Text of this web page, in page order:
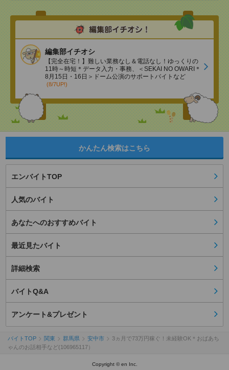
編集部イチオシ
【完全在宅！】難しい業務なし＆電話なし！ゆっくりの
11時～時短＊データ入力・事務、＜SEKAI NO OWARI＊
8月15日・16日＞ドーム公演のサポートバイトなど
(8/7UP!)
かんたん検索はこちら
エンバイトTOP
人気のバイト
あなたへのおすすめバイト
最近見たバイト
詳細検索
バイトQ&A
アンケート&プレゼント
バイトTOP 関東 群馬県 安中市
3ヵ月で73万円稼ぐ！未経験OK＊おばあち
ゃんのお話相手など(106965117）
Copyright © en Inc.